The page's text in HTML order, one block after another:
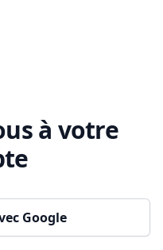
à votre
Google